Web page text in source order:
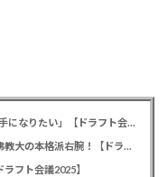
カープドラ6西川篤夢！「日本を代表する遊撃手になりたい」【ドラフト会議2025】
カープドラ5赤木晴哉！191cm最速153キロ！佛教大の本格派右腕！【ドラフト会議2025】
フト会議2025】